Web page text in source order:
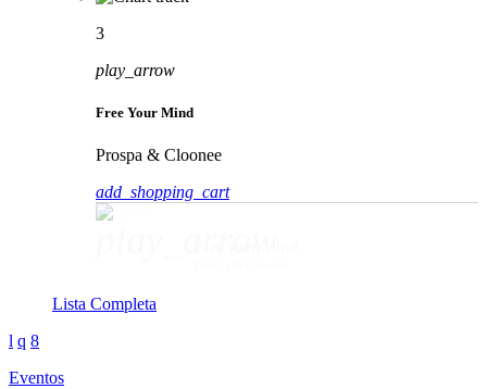
3
play_arrow
Free Your Mind
Prospa & Cloonee
add_shopping_cart
Lista Completa
Eventos